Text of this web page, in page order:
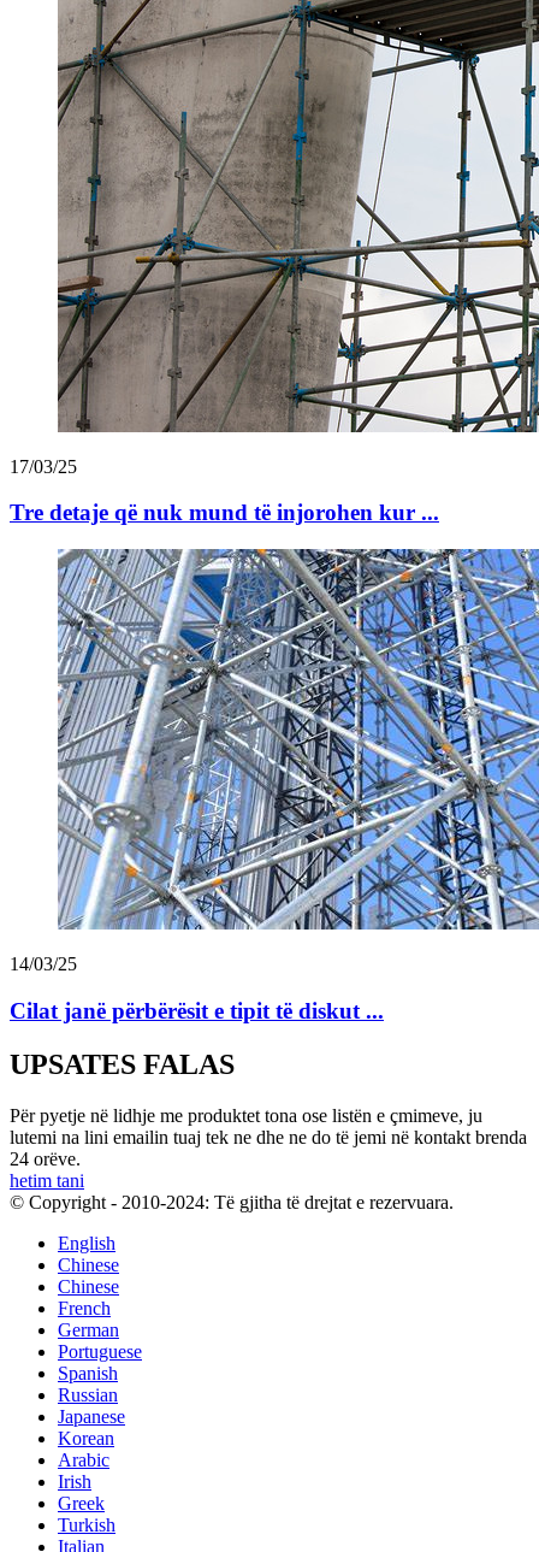
17/03/25
Tre detaje që nuk mund të injorohen kur ...
14/03/25
Cilat janë përbërësit e tipit të diskut ...
UPSATES FALAS
Për pyetje në lidhje me produktet tona ose listën e çmimeve, ju
lutemi na lini emailin tuaj tek ne dhe ne do të jemi në kontakt brenda
24 orëve.
hetim tani
© Copyright - 2010-2024: Të gjitha të drejtat e rezervuara.
English
Chinese
Chinese
French
German
Portuguese
Spanish
Russian
Japanese
Korean
Arabic
Irish
Greek
Turkish
Italian